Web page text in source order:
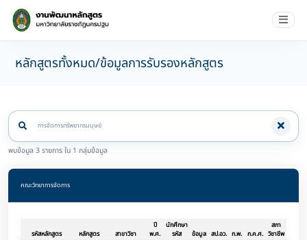
หลักสูตรทั้งหมด/ข้อมูลการรับรองหลักสูตร
พบข้อมูล 3 รายการ ใน 1 กลุ่มข้อมูล
คณะวิทยาการจัดการ
รหัสหลักสูตร หลักสูตร สาขาวิชา
ปี
พ.ศ.
นักศึกษา
รหัส
ข้อมูล สป.อว. ก.พ. ก.ค.ศ.
สภา
วิชาชีพ